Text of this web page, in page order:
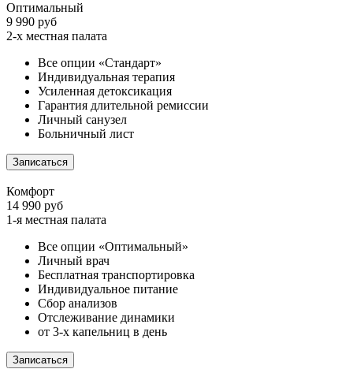
Оптимальный
9 990 руб
2-х местная палата
Все опции «Стандарт»
Индивидуальная терапия
Усиленная детоксикация
Гарантия длительной ремиссии
Личный санузел
Больничный лист
Записаться
Комфорт
14 990 руб
1-я местная палата
Все опции «Оптимальный»
Личный врач
Бесплатная транспортировка
Индивидуальное питание
Сбор анализов
Отслеживание динамики
от 3-х капельниц в день
Записаться